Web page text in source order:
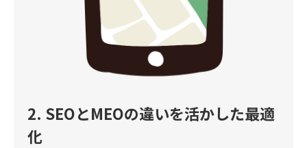
2. SEOとMEOの違いを活かした最適
化